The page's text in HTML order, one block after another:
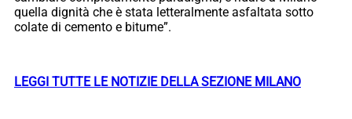
quella dignità che è stata letteralmente asfaltata sotto
colate di cemento e bitume”.
LEGGI TUTTE LE NOTIZIE DELLA SEZIONE MILANO